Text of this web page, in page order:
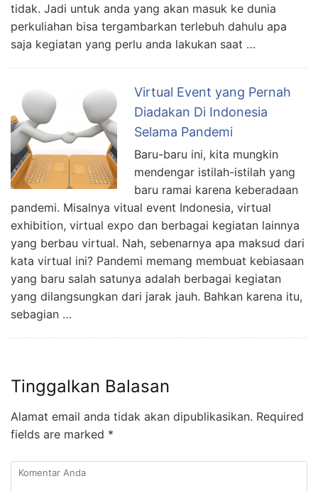
tidak. Jadi untuk anda yang akan masuk ke dunia
perkuliahan bisa tergambarkan terlebuh dahulu apa
saja kegiatan yang perlu anda lakukan saat …
Virtual Event yang Pernah
Diadakan Di Indonesia
Selama Pandemi
Baru-baru ini, kita mungkin
mendengar istilah-istilah yang
baru ramai karena keberadaan
pandemi. Misalnya vitual event Indonesia, virtual
exhibition, virtual expo dan berbagai kegiatan lainnya
yang berbau virtual. Nah, sebenarnya apa maksud dari
kata virtual ini? Pandemi memang membuat kebiasaan
yang baru salah satunya adalah berbagai kegiatan
yang dilangsungkan dari jarak jauh. Bahkan karena itu,
sebagian …
Tinggalkan Balasan
Alamat email anda tidak akan dipublikasikan. Required
fields are marked *